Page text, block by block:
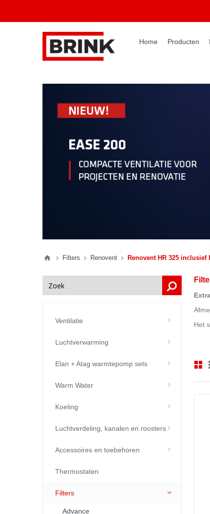
Home Producten
Filters Renovent Renovent HR 325 inclusief
Het
Ventilatie
Luchtverwarming
Elan + Atag warmtepomp sets
Warm Water
Koeling
Luchtverdeling, kanalen en roosters
Accessoires en toebehoren
Thermostaten
Filters
Advance